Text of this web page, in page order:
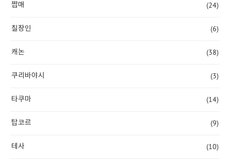
짭매 (24)
칠장인 (6)
캐논 (38)
쿠리바야시 (3)
타쿠마 (14)
탑코르 (9)
테사 (10)